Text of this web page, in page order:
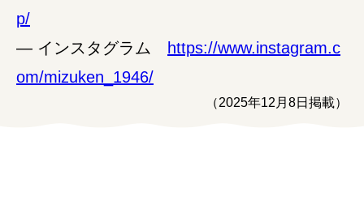
p/
― インスタグラム
https://www.instagram.c
om/mizuken_1946/
（2025年12月8日掲載）